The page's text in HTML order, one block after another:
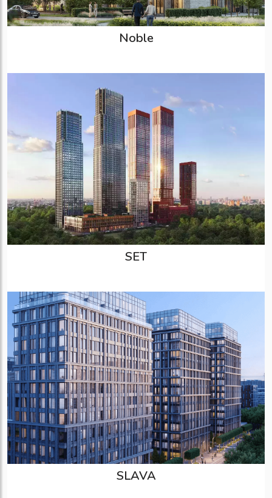
Noble
SET
SLAVA